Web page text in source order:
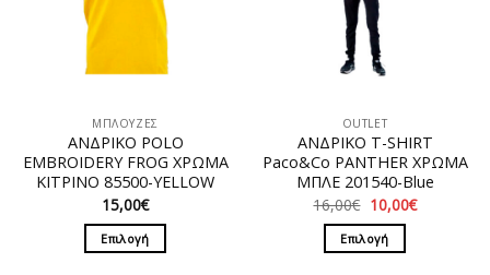
ΜΠΛΟΥΖΕΣ
ΑΝΔΡΙΚΟ POLO
EMBROIDERY FROG ΧΡΩΜΑ
ΚΙΤΡΙΝΟ 85500-YELLOW
15,00€
Επιλογή
OUTLET
ΑΝΔΡΙΚΟ T-SHIRT
Paco&Co PANTHER ΧΡΩΜΑ
ΜΠΛΕ 201540-Blue
16,00€ Original
price
was:
16,00€.
10,00€Η
Επιλογή